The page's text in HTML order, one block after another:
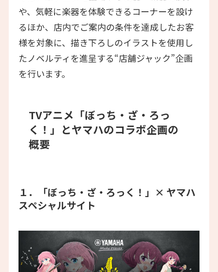
や、気軽に楽器を体験できるコーナーを設け
るほか、店内でご案内の条件を達成したお客
様を対象に、描き下ろしのイラストを使用し
たノベルティを進呈する“店舗ジャック”企画
を行います。
TVアニメ「ぼっち・ざ・ろっ
く！」とヤマハのコラボ企画の
概要
１．「ぼっち・ざ・ろっく！」× ヤマハ
スペシャルサイト